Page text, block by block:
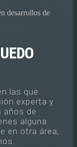
desarrollos de
las que
experta y
años de
alguna
en otra área,